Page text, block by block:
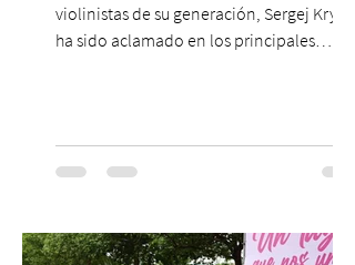
violinistas de su generación, Sergej Krylov
ha sido aclamado en los principales
escenario del Teatro CA660 para
protagonizar una velada extraordinaria
Las Cuatro Estaciones de Antonio Vivaldi y